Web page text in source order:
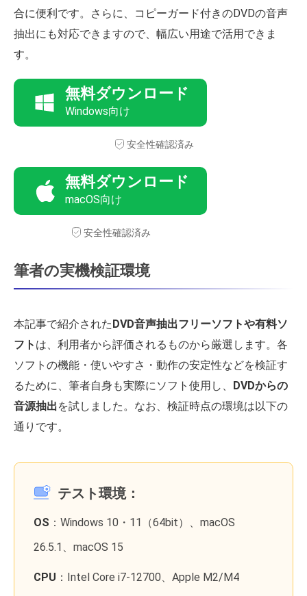
合に便利です。さらに、コピーガード付きのDVDの音声
抽出にも対応できますので、幅広い用途で活用できま
す。
無料ダウンロード
Windows向け
安全性確認済み
無料ダウンロード
macOS向け
安全性確認済み
筆者の実機検証環境
本記事で紹介されたDVD音声抽出フリーソフトや有料ソ
フト は、利用者から評価されるものから厳選します。各
ソフトの機能・使いやすさ・動作の安定性などを検証す
るために、筆者自身も実際にソフト使用し、 DVDからの
音源抽出を試しました。なお、検証時点の環境は以下の
通りです。
テスト環境：
OS ：Windows 10・11（64bit）、macOS
26.5.1、macOS 15
CPU ：Intel Core i7-12700、Apple M2/M4